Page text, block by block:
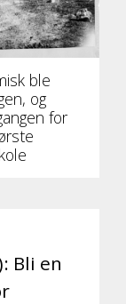
ble
og
for
Bli en